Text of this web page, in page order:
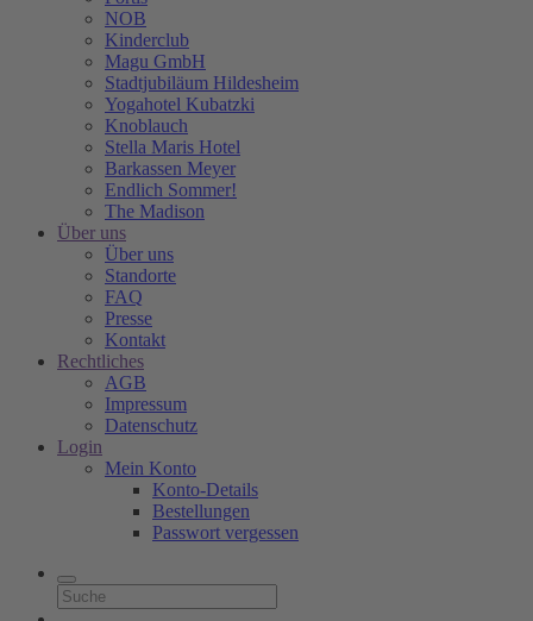
NOB
Kinderclub
Magu GmbH
Stadtjubiläum Hildesheim
Yogahotel Kubatzki
Knoblauch
Stella Maris Hotel
Barkassen Meyer
Endlich Sommer!
The Madison
Über uns
Über uns
Standorte
FAQ
Presse
Kontakt
Rechtliches
AGB
Impressum
Datenschutz
Login
Mein Konto
Konto-Details
Bestellungen
Passwort vergessen